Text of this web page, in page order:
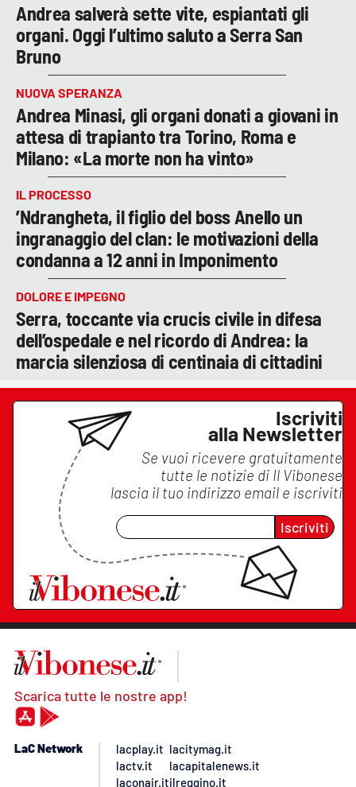
Andrea salverà sette vite, espiantati gli
organi. Oggi l’ultimo saluto a Serra San
Bruno
NUOVA SPERANZA
Andrea Minasi, gli organi donati a giovani in
attesa di trapianto tra Torino, Roma e
Milano: «La morte non ha vinto»
IL PROCESSO
’Ndrangheta, il figlio del boss Anello un
ingranaggio del clan: le motivazioni della
condanna a 12 anni in Imponimento
DOLORE E IMPEGNO
Serra, toccante via crucis civile in difesa
dell’ospedale e nel ricordo di Andrea: la
marcia silenziosa di centinaia di cittadini
Iscriviti
alla Newsletter
Se vuoi ricevere gratuitamente
tutte le notizie di Il Vibonese
lascia il tuo indirizzo email e iscriviti
Iscriviti
Scarica tutte le nostre app!
LaC Network
lacplay.it
lactv.it
laconair.it
lacitymag.it
lacapitalenews.it
ilreggino.it